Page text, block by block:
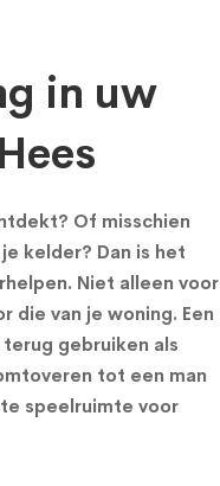
in uw
Of misschien
kelder? Dan is het
Niet alleen voor
die van je woning. Een
gebruiken als
tot een man
speelruimte voor